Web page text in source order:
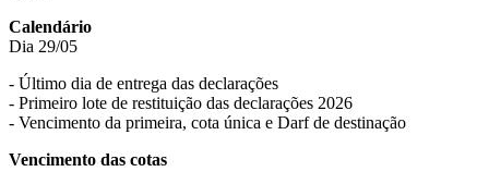
Calendário
Dia 29/05
- Último dia de entrega das declarações
- Primeiro lote de restituição das declarações 2026
- Vencimento da primeira, cota única e Darf de destinação
Vencimento das cotas